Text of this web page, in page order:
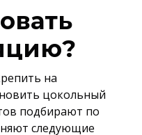
на
цокольный
подбирают по
следующие